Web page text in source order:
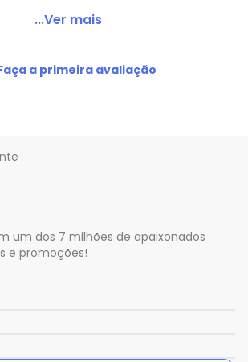
Coturno Gracinha 0084 - Rosa
Costurado
em Strass
DO CANO : 26 cm aproximadamente
: Sintético
...Ver mais
a primeira avaliação
um dos 7 milhões de apaixonados
e promoções!